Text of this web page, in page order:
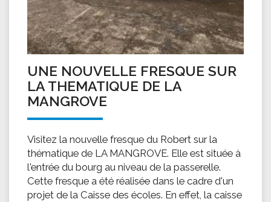
UNE NOUVELLE FRESQUE SUR
LA THEMATIQUE DE LA
MANGROVE
Visitez la nouvelle fresque du Robert sur la
thématique de LA MANGROVE. Elle est située à
l'entrée du bourg au niveau de la passerelle.
Cette fresque a été réalisée dans le cadre d'un
projet de la Caisse des écoles. En effet, la caisse